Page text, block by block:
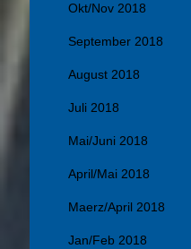
Okt/Nov 2018
September 2018
August 2018
Juli 2018
Mai/Juni 2018
April/Mai 2018
Maerz/April 2018
Jan/Feb 2018